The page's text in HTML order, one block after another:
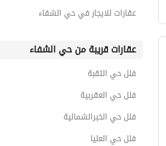
عقارات للايجار في حي الشفاء
عقارات قريبة من حي الشفاء
فلل حي الثقبة
فلل حي العقربية
فلل حي الخبرالشمالية
فلل حي العليا